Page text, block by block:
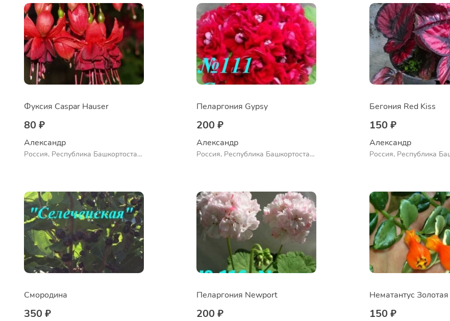
Фуксия Caspar Hauser
80 ₽
Александр
Россия, Республика Башкортостан,
Пеларгония Gypsy
200 ₽
Александр
Россия, Республика Башкортостан,
Бегония Red Kiss
150 ₽
Александр
Россия, Республика
Смородина
350 ₽
Пеларгония Newport
200 ₽ 150 ₽